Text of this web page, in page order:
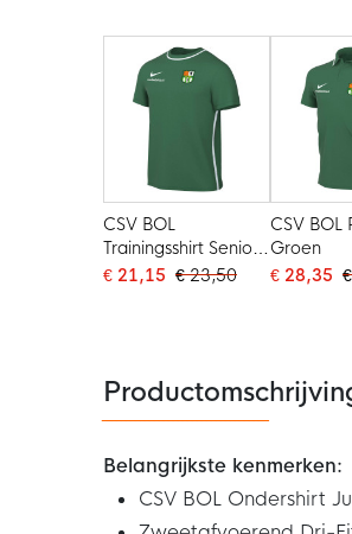
CSV BOL
Trainingsshirt Senior
Groen
€ 21,15 € 23,50
CSV BOL
Groen
€ 28,35
Belangrijkste kenmerken:
CSV BOL Ondershirt